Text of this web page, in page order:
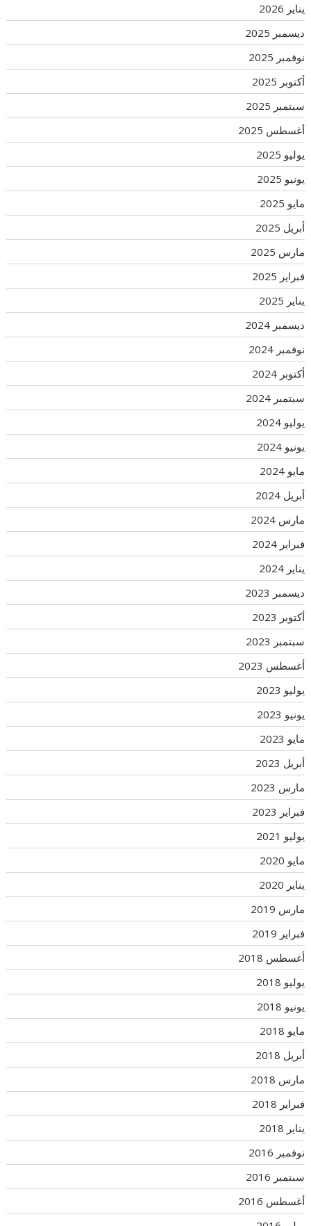
يناير 2026
ديسمبر 2025
نوفمبر 2025
أكتوبر 2025
سبتمبر 2025
أغسطس 2025
يوليو 2025
يونيو 2025
مايو 2025
أبريل 2025
مارس 2025
فبراير 2025
يناير 2025
ديسمبر 2024
نوفمبر 2024
أكتوبر 2024
سبتمبر 2024
يوليو 2024
يونيو 2024
مايو 2024
أبريل 2024
مارس 2024
فبراير 2024
يناير 2024
ديسمبر 2023
أكتوبر 2023
سبتمبر 2023
أغسطس 2023
يوليو 2023
يونيو 2023
مايو 2023
أبريل 2023
مارس 2023
فبراير 2023
يوليو 2021
مايو 2020
يناير 2020
مارس 2019
فبراير 2019
أغسطس 2018
يوليو 2018
يونيو 2018
مايو 2018
أبريل 2018
مارس 2018
فبراير 2018
يناير 2018
نوفمبر 2016
سبتمبر 2016
أغسطس 2016